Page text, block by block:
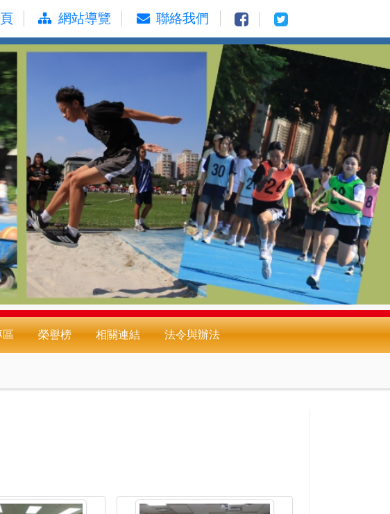
網站導覽 聯絡我們
區 榮譽榜 相關連結 法令與辦法